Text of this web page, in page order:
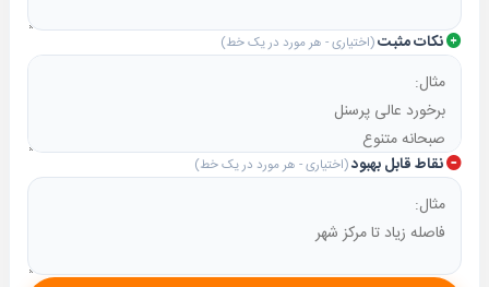
نکات مثبت(اختیاری - هر مورد در یک خط)
نقاط قابل بهبود(اختیاری - هر مورد در یک خط)